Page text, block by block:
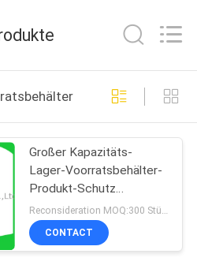
Deckel-
101
29
Großer Kapazitäts-
Lager-Voorratsbehälter-
Produkt-Schutz
umweltfreundlich für
Werkstätten
Reconsideration MOQ:300 Stücke
CONTACT